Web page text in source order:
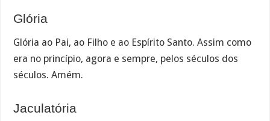
Glória
Glória ao Pai, ao Filho e ao Espírito Santo. Assim como
era no princípio, agora e sempre, pelos séculos dos
séculos. Amém.
Jaculatória